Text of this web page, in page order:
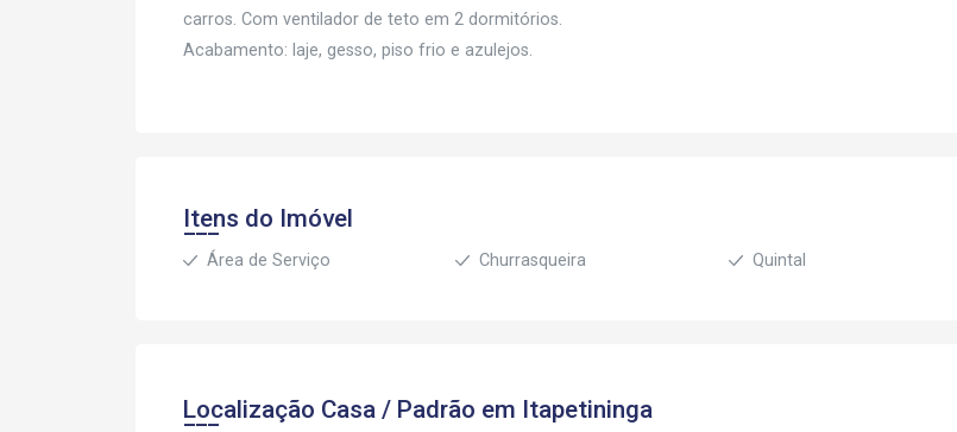
carros. Com ventilador de teto em 2 dormitórios.
Acabamento: laje, gesso, piso frio e azulejos.
Itens do Imóvel
Área de Serviço Churrasqueira Quintal
Localização Casa / Padrão em Itapetininga